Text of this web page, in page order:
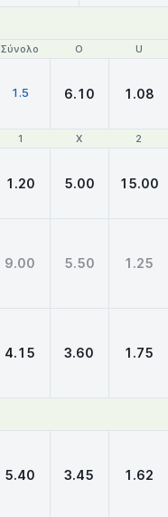
Σύνολο O U
Σύνολο O U
1.5 6.10 1.08
1 X 2
1 X 2
1.20 5.00 15.00
9.00 5.50 1.25
4.15 3.60 1.75
5.40 3.45 1.62